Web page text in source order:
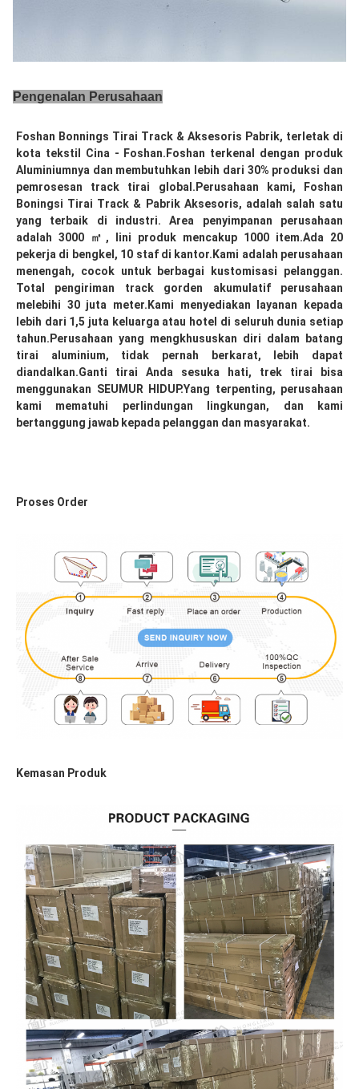
Pengenalan Perusahaan
Foshan Bonnings Tirai Track & Aksesoris Pabrik, terletak di
kota tekstil Cina - Foshan.Foshan terkenal dengan produk
Aluminiumnya dan membutuhkan lebih dari 30% produksi dan
pemrosesan track tirai global.Perusahaan kami, Foshan
Boningsi Tirai Track & Pabrik Aksesoris, adalah salah satu
yang terbaik di industri. Area penyimpanan perusahaan
adalah 3000 ㎡, lini produk mencakup 1000 item.Ada 20
pekerja di bengkel, 10 staf di kantor.Kami adalah perusahaan
menengah, cocok untuk berbagai kustomisasi pelanggan.
Total pengiriman track gorden akumulatif perusahaan
melebihi 30 juta meter.Kami menyediakan layanan kepada
lebih dari 1,5 juta keluarga atau hotel di seluruh dunia setiap
tahun.Perusahaan yang mengkhususkan diri dalam batang
tirai aluminium, tidak pernah berkarat, lebih dapat
diandalkan.Ganti tirai Anda sesuka hati, trek tirai bisa
menggunakan SEUMUR HIDUP.Yang terpenting, perusahaan
kami mematuhi perlindungan lingkungan, dan kami
bertanggung jawab kepada pelanggan dan masyarakat.
Proses Order
Kemasan Produk